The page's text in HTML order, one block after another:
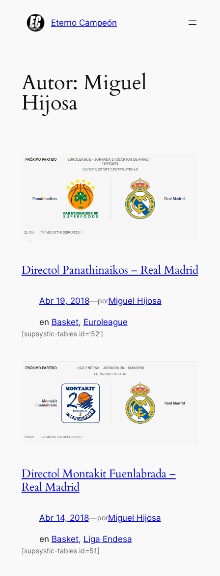
Eterno Campeón
Autor: Miguel
Hijosa
Directo| Panathinaikos – Real Madrid
Abr 19, 2018—porMiguel Hijosa
en Basket, Euroleague
[supsystic-tables id=’52’]
Directo| Montakit Fuenlabrada –
Real Madrid
Abr 14, 2018—porMiguel Hijosa
en Basket, Liga Endesa
[supsystic-tables id=51]